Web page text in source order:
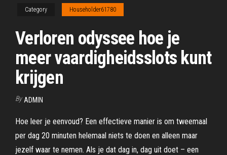
Category Householder61780
Verloren odyssee hoe je
meer vaardigheidsslots kunt
krijgen
By ADMIN
Hoe leer je eenvoud? Een effectieve manier is om tweemaal
per dag 20 minuten helemaal niets te doen en alleen maar
jezelf waar te nemen. Als je dat dag in, dag uit doet – een